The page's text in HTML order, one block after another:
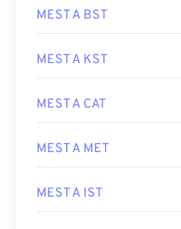
MEST A BST
MEST A KST
MEST A CAT
MEST A MET
MEST A IST